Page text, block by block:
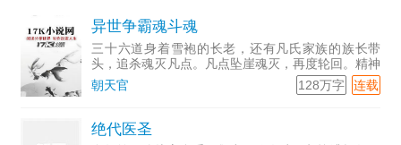
异世争霸魂斗魂
三十六道身着雪袍的长老，还有凡氏家族的族长带
头，追杀魂灭凡点。凡点坠崖魂灭，再度轮回。精神
感应到先天双生魂力，感到欣慰。亲爹常年醉酒，非
常邋遢的样子。为了生计，后天努力，尽力发挥天赋
朝天官 连载
128万字
绝代医圣